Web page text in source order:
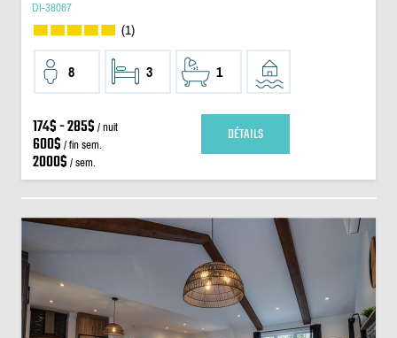
DI-38067
(1)
8 3 1
174$ - 285$ / nuit
600$ / fin sem.
2000$ / sem.
DÉTAILS